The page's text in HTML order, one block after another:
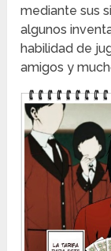
mediante sus
algunos
habilidad de
amigos y